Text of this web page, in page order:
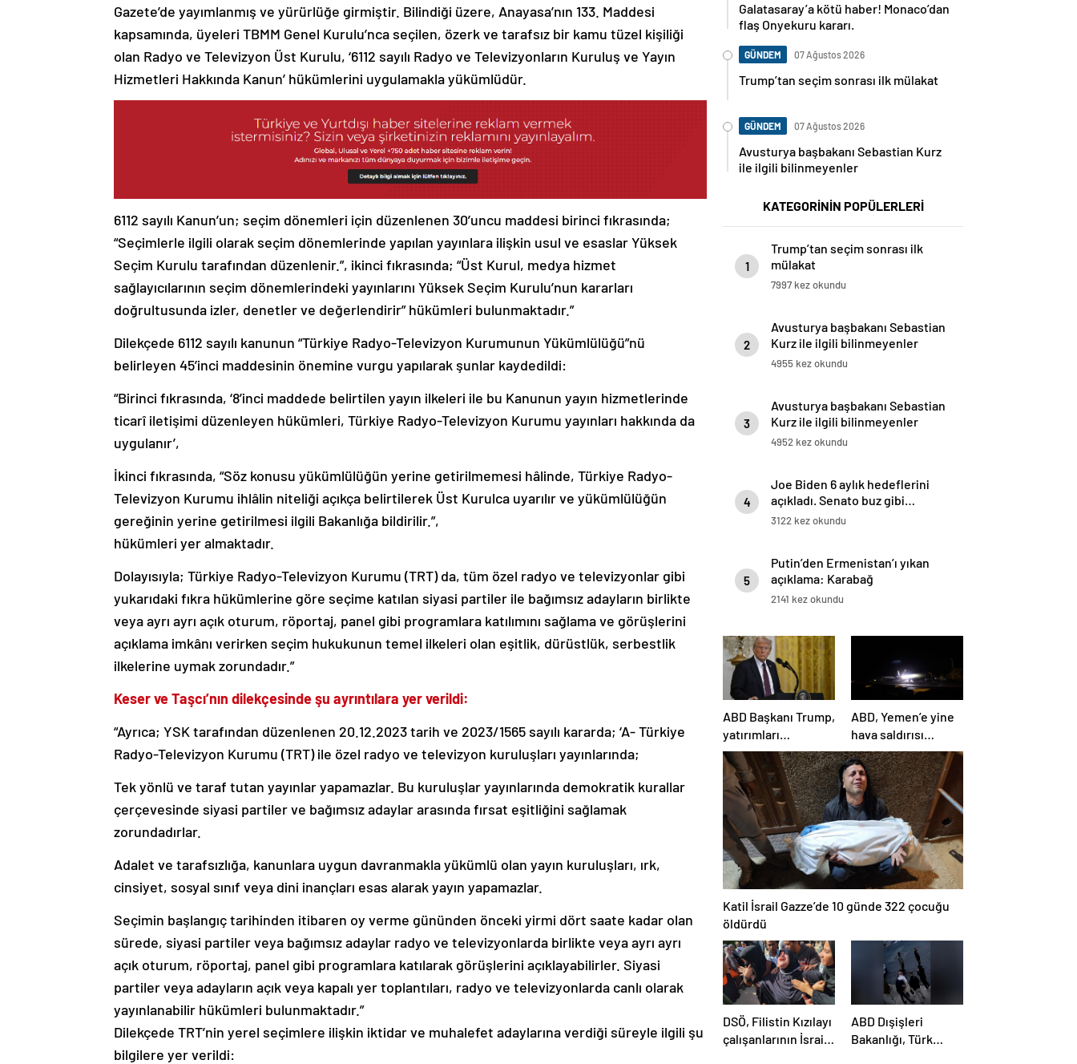
Gazete’de yayımlanmış ve yürürlüğe girmiştir. Bilindiği üzere, Anayasa’nın 133. Maddesi
kapsamında, üyeleri TBMM Genel Kurulu’nca seçilen, özerk ve tarafsız bir kamu tüzel kişiliği
olan Radyo ve Televizyon Üst Kurulu, ‘6112 sayılı Radyo ve Televizyonların Kuruluş ve Yayın
Hizmetleri Hakkında Kanun’ hükümlerini uygulamakla yükümlüdür.
6112 sayılı Kanun’un; seçim dönemleri için düzenlenen 30’uncu maddesi birinci fıkrasında;
“Seçimlerle ilgili olarak seçim dönemlerinde yapılan yayınlara ilişkin usul ve esaslar Yüksek
Seçim Kurulu tarafından düzenlenir.”, ikinci fıkrasında; “Üst Kurul, medya hizmet
sağlayıcılarının seçim dönemlerindeki yayınlarını Yüksek Seçim Kurulu’nun kararları
doğrultusunda izler, denetler ve değerlendirir” hükümleri bulunmaktadır.”
Dilekçede 6112 sayılı kanunun “Türkiye Radyo-Televizyon Kurumunun Yükümlülüğü”nü
belirleyen 45’inci maddesinin önemine vurgu yapılarak şunlar kaydedildi:
“Birinci fıkrasında, ‘8’inci maddede belirtilen yayın ilkeleri ile bu Kanunun yayın hizmetlerinde
ticarî iletişimi düzenleyen hükümleri, Türkiye Radyo-Televizyon Kurumu yayınları hakkında da
uygulanır’,
İkinci fıkrasında, “Söz konusu yükümlülüğün yerine getirilmemesi hâlinde, Türkiye Radyo-
Televizyon Kurumu ihlâlin niteliği açıkça belirtilerek Üst Kurulca uyarılır ve yükümlülüğün
gereğinin yerine getirilmesi ilgili Bakanlığa bildirilir.”,
hükümleri yer almaktadır.
Dolayısıyla; Türkiye Radyo-Televizyon Kurumu (TRT) da, tüm özel radyo ve televizyonlar gibi
yukarıdaki fıkra hükümlerine göre seçime katılan siyasi partiler ile bağımsız adayların birlikte
veya ayrı ayrı açık oturum, röportaj, panel gibi programlara katılımını sağlama ve görüşlerini
açıklama imkânı verirken seçim hukukunun temel ilkeleri olan eşitlik, dürüstlük, serbestlik
ilkelerine uymak zorundadır.”
Keser ve Taşcı’nın dilekçesinde şu ayrıntılara yer verildi:
“Ayrıca; YSK tarafından düzenlenen 20.12.2023 tarih ve 2023/1565 sayılı kararda; ‘A- Türkiye
Radyo-Televizyon Kurumu (TRT) ile özel radyo ve televizyon kuruluşları yayınlarında;
Tek yönlü ve taraf tutan yayınlar yapamazlar. Bu kuruluşlar yayınlarında demokratik kurallar
çerçevesinde siyasi partiler ve bağımsız adaylar arasında fırsat eşitliğini sağlamak
zorundadırlar.
Adalet ve tarafsızlığa, kanunlara uygun davranmakla yükümlü olan yayın kuruluşları, ırk,
cinsiyet, sosyal sınıf veya dini inançları esas alarak yayın yapamazlar.
Seçimin başlangıç tarihinden itibaren oy verme gününden önceki yirmi dört saate kadar olan
sürede, siyasi partiler veya bağımsız adaylar radyo ve televizyonlarda birlikte veya ayrı ayrı
açık oturum, röportaj, panel gibi programlara katılarak görüşlerini açıklayabilirler. Siyasi
partiler veya adayların açık veya kapalı yer toplantıları, radyo ve televizyonlarda canlı olarak
yayınlanabilir hükümleri bulunmaktadır.”
Dilekçede TRT’nin yerel seçimlere ilişkin iktidar ve muhalefet adaylarına verdiği süreyle ilgili şu
bilgilere yer verildi:
Galatasaray’a kötü haber! Monaco’dan
flaş Onyekuru kararı.
GÜNDEM 07 Ağustos 2026
Trump’tan seçim sonrası ilk mülakat
GÜNDEM 07 Ağustos 2026
Avusturya başbakanı Sebastian Kurz
ile ilgili bilinmeyenler
KATEGORİNİN POPÜLERLERİ
1
Trump’tan seçim sonrası ilk
mülakat
7997 kez okundu
2
Avusturya başbakanı Sebastian
Kurz ile ilgili bilinmeyenler
4955 kez okundu
3
Avusturya başbakanı Sebastian
Kurz ile ilgili bilinmeyenler
4952 kez okundu
4
Joe Biden 6 aylık hedeflerini
açıkladı. Senato buz gibi…
3122 kez okundu
5
Putin’den Ermenistan’ı yıkan
açıklama: Karabağ
Azerbaycan’ın ayrılmaz bir
2141 kez okundu
ABD Başkanı Trump,
yatırımları
hızlandırmak için
yeni bir ofis kuruyor
ABD, Yemen’e yine
hava saldırısı
düzenledi
Katil İsrail Gazze’de 10 günde 322 çocuğu
öldürdü
DSÖ, Filistin Kızılayı
çalışanlarının İsrail
ABD Dışişleri
Bakanlığı, Türk